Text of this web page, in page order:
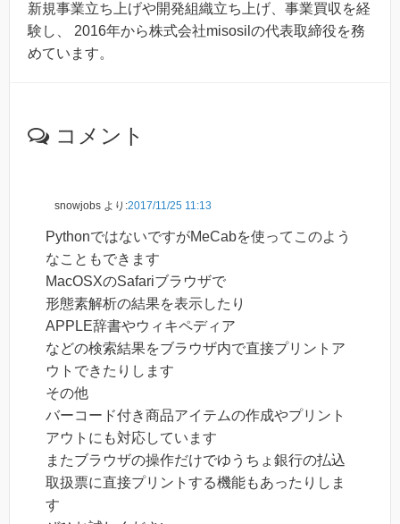
新規事業立ち上げや開発組織立ち上げ、事業買収を経
験し、 2016年から株式会社misosilの代表取締役を務
めています。
コメント
snowjobs より:2017/11/25 11:13
PythonではないですがMeCabを使ってこのよう
なこともできます
MacOSXのSafariブラウザで
形態素解析の結果を表示したり
APPLE辞書やウィキペディア
などの検索結果をブラウザ内で直接プリントア
ウトできたりします
その他
バーコード付き商品アイテムの作成やプリント
アウトにも対応しています
またブラウザの操作だけでゆうちょ銀行の払込
取扱票に直接プリントする機能もあったりしま
す